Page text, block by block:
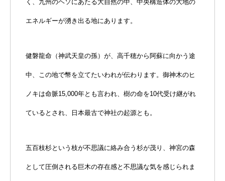
く、九州のヘソにあたる大自然の中、中央構造体の大地の
エネルギーが湧き出る地にあります。
健磐龍命（神武天皇の孫）が、高千穂から阿蘇に向かう途
中、この地で幣を立てたいわれが伝わります。御神木のヒ
ノキは命脈15,000年とも言われ、樹の命を10代受け継がれ
ているとされ、日本最古で神社の起源とも。
五百枝杉という枝が不思議に絡み合う杉が茂り、神宮の森
として圧倒される巨木の存在感と不思議な気を感じられま